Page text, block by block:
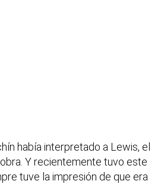
había interpretado a Lewis, el
Y recientemente tuvo este
tuve la impresión de que era